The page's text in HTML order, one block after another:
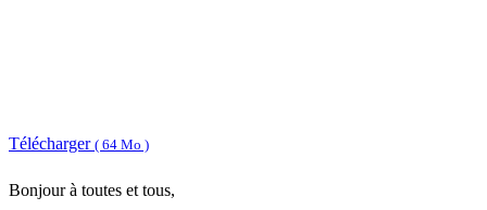
Télécharger ( 64 Mo )
Bonjour à toutes et tous,